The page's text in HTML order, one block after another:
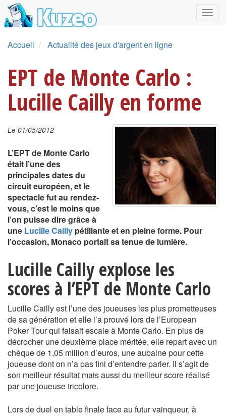
Accueil Actualité des jeux d'argent en ligne
EPT de Monte Carlo :
Lucille Cailly en forme
Le 01/05/2012
L’EPT de Monte Carlo
était l’une des
principales dates du
circuit européen, et le
spectacle fut au rendez-
vous, c’est le moins que
l’on puisse dire grâce à
une Lucille Cailly pétillante et en pleine forme. Pour
l’occasion, Monaco portait sa tenue de lumière.
Lucille Cailly explose les
scores à l’EPT de Monte Carlo
Lucille Cailly est l’une des joueuses les plus prometteuses
de sa génération et elle l’a prouvé lors de l’European
Poker Tour qui faisait escale à Monte Carlo. En plus de
décrocher une deuxième place méritée, elle repart avec un
chèque de 1,05 million d’euros, une aubaine pour cette
joueuse dont on n’a pas fini d’entendre parler. Il s’agit de
son meilleur résultat mais aussi du meilleur score réalisé
par une joueuse tricolore.
Lors de duel en table finale face au futur vainqueur, à